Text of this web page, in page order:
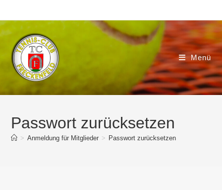
springen
Menü
Passwort zurücksetzen
> Anmeldung für Mitglieder > Passwort zurücksetzen